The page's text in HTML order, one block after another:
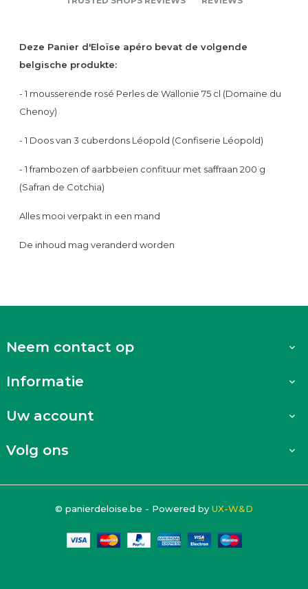
Deze Panier d'Eloïse apéro bevat de volgende
belgische produkte:
- 1 mousserende rosé Perles de Wallonie 75 cl (Domaine du
Chenoy)
- 1 Doos van 3 cuberdons Léopold (Confiserie Léopold)
- 1 frambozen of aarbbeien confituur met saffraan 200 g
(Safran de Cotchia)
Alles mooi verpakt in een mand
De inhoud mag veranderd worden
Neem contact op 
Informatie 
Uw account 
Volg ons 
© panierdeloise.be - Powered by UX-W&D